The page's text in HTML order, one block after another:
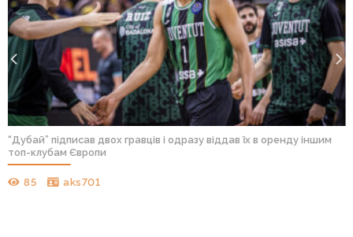
“Дубай” підписав двох гравців і одразу віддав їх в оренду іншим
топ-клубам Європи
85 aks701